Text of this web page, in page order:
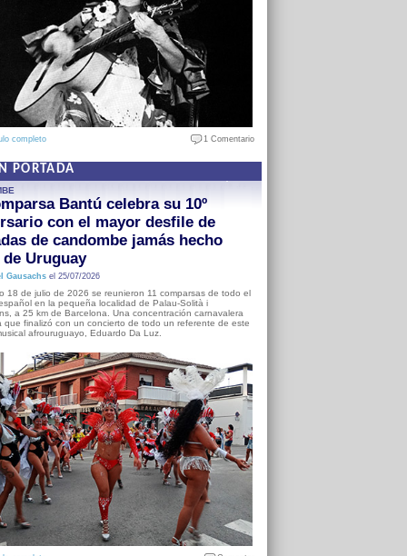
completo 1 Comentario
PORTADA
Bantú celebra su 10º
con el mayor desfile de
de candombe jamás hecho
Uruguay
Gausachsel 25/07/2026
18 de julio de 2026 se reunieron 11 comparsas de todo el
en la pequeña localidad de Palau-Solità i
a 25 km de Barcelona. Una concentración carnavalera
que finalizó con un concierto de todo un referente de este
afrouruguayo, Eduardo Da Luz.